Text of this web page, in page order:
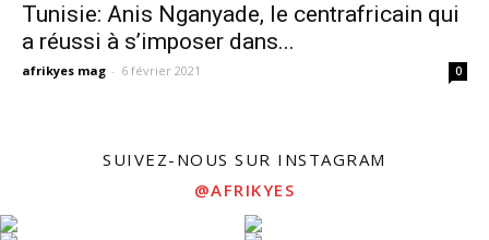
Tunisie: Anis Nganyade, le centrafricain qui
a réussi à s’imposer dans...
afrikyes mag - 6 février 2021 0
SUIVEZ-NOUS SUR INSTAGRAM
@AFRIKYES